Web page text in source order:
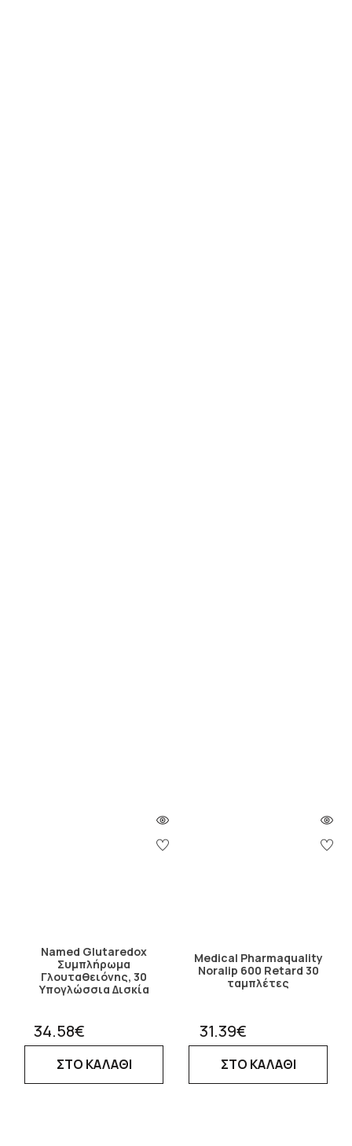
Νamed Glutaredox
Συμπλήρωμα
Γλουταθειόνης, 30
Υπογλώσσια Δισκία
34.58€
ΣΤΟ ΚΑΛΑΘΙ
Medical Pharmaquality
Noralip 600 Retard 30
ταμπλέτες
31.39€
ΣΤΟ ΚΑΛΑΘΙ